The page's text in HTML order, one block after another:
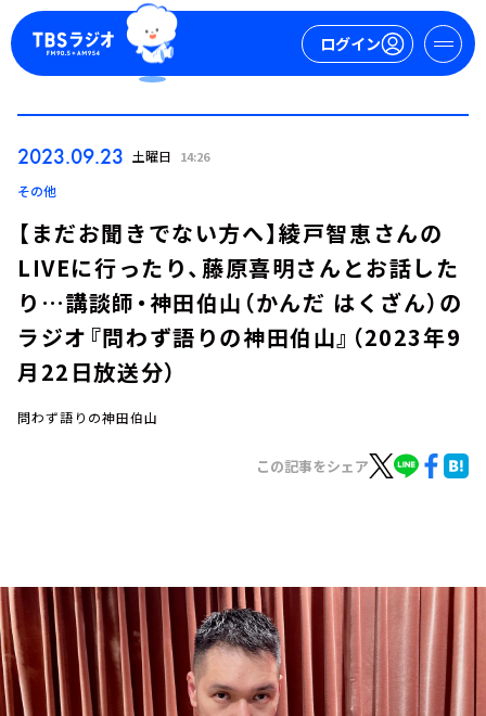
ログイン
週間番組表
2023.09.23 土曜日 14:26
その他
【まだお聞きでない方へ】綾戸智恵さんの
LIVEに行ったり、藤原喜明さんとお話した
り…講談師・神田伯山（かんだ はくざん）の
ラジオ『問わず語りの神田伯山』（2023年9
月22日放送分）
問わず語りの神田伯山
この記事をシェア